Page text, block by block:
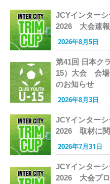
JCYインターシ
2026 大会速報
2026年8月5日
第41回 日本ク
15）大会 会場
のお知らせ
2026年8月3日
JCYインターシ
2026 取材に関
2026年7月31日
JCYインターシ
2026 大会プロ